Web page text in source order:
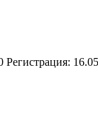
Регистрация: